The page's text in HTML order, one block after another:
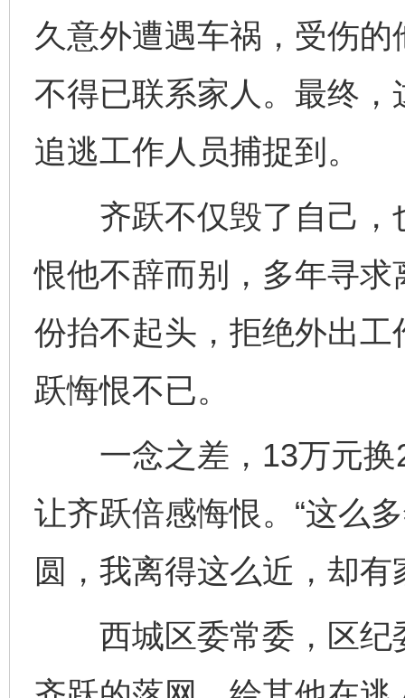
久意外遭遇车祸，受伤
不得已联系家人。最终
追逃工作人员捕捉到。
齐跃不仅毁了自己，
恨他不辞而别，多年寻求
份抬不起头，拒绝外出
跃悔恨不已。
一念之差，13万元换
让齐跃倍感悔恨。“这么
圆，我离得这么近，却
西城区委常委，区纪